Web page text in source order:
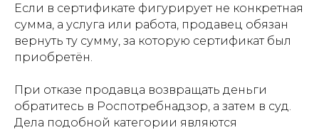
Если в сертификате фигурирует не конкретная
сумма, а услуга или работа, продавец обязан
вернуть ту сумму, за которую сертификат был
приобретён.
При отказе продавца возвращать деньги
обратитесь в Роспотребнадзор, а затем в суд.
Дела подобной категории являются